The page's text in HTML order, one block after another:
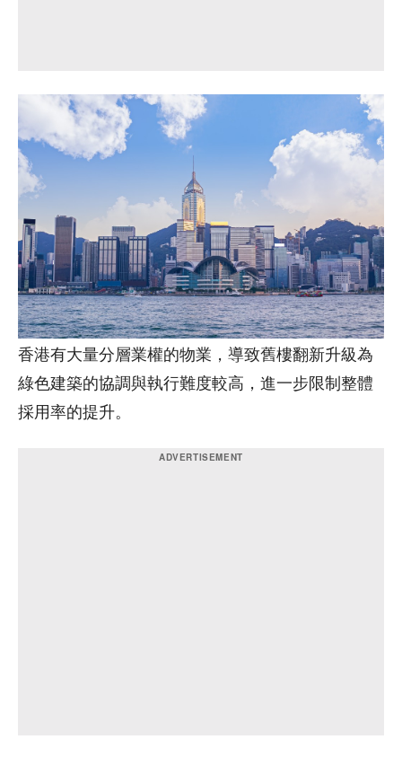
香港有大量分層業權的物業，導致舊樓翻新升級為
綠色建築的協調與執行難度較高，進一步限制整體
採用率的提升。